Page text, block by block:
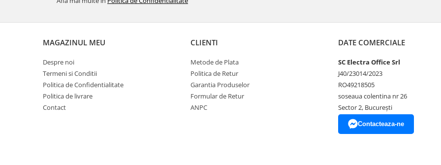
MAGAZINUL MEU
Despre noi
Termeni si Conditii
Politica de Confidentialitate
Politica de livrare
Contact
CLIENTI
Metode de Plata
Politica de Retur
Garantia Produselor
Formular de Retur
ANPC
DATE COMERCIALE
SC Electra Office Srl
J40/23014/2023
RO49218505
soseaua colentina nr 26
Sector 2, București
Contacteaza-ne